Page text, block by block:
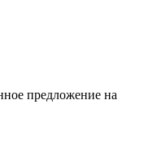
предложение на